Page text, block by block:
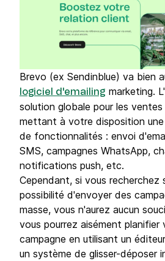
Brevo (ex Sendinblue) va bien
logiciel d'emailing marketing.
solution globale pour les
mettant à votre disposition
de fonctionnalités : envoi
SMS, campagnes WhatsApp,
notifications push, etc.
Cependant, si vous recherchez
possibilité d'envoyer des
masse, vous n'aurez aucun
vous pourrez aisément planifier
campagne en utilisant un
un système de glisser-déposer